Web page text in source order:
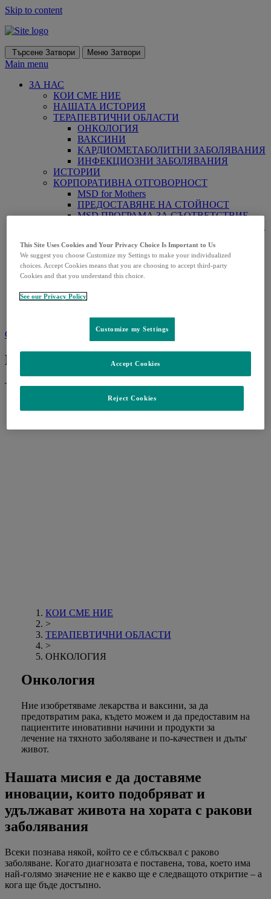
Skip to content
Търсене Затвори Меню Затвори
Main menu
ЗА НАС
КОИ СМЕ НИЕ
НАШАТА ИСТОРИЯ
ТЕРАПЕВТИЧНИ ОБЛАСТИ
ОНКОЛОГИЯ
ВАКСИНИ
КАРДИОМЕТАБОЛИТНИ ЗАБОЛЯВАНИЯ
ИНФЕКЦИОЗНИ ЗАБОЛЯВАНИЯ
ИСТОРИИ
КОРПОРАТИВНА ОТГОВОРНОСТ
MSD for Mothers
ПРЕДОСТАВЯНЕ НА СТОЙНОСТ
MSD ПРОГРАМА ЗА СЪОТВЕТСТВИЕ
Подаване на сигнал за нарушения
ЛИЧНИ ДАННИ
ИЗСЛЕДОВАТЕЛСКА ДЕЙНОСТ
ПРОДУКТИ
НОВИНИ
КАРИЕРИ
Свържете се с нас
Какво искате да потърсите?
Търсене:
КОИ СМЕ НИЕ
>
ТЕРАПЕВТИЧНИ ОБЛАСТИ
>
ОНКОЛОГИЯ
Онкология
Ние изобретяваме лекарства и ваксини, за да
предотвратим рака, където можем и да предоставим на
пациентите иновативни начини и продукти за
лечение на тяхното заболяване и по-качествен и дълъг
живот.
Нашата мисия е да доставяме
иновации, които подобряват и
удължават живота на хората с ракови
заболявания
Всеки познава някой, който се е сблъсквал с раково
заболяване. Когато диагнозата е поставена, това, което има
най-голямо значение не е какво ще е следващото откритие – а
кога ще бъде достъпно.
This Site Uses Cookies and Your Privacy Choice Is Important to Us
We suggest you choose Customize my Settings to make your individualized
choices. Accept Cookies means that you are choosing to accept third-party
Cookies and that you understand this choice.
See our Privacy Policy
Customize my Settings
Reject Cookies
Accept Cookies